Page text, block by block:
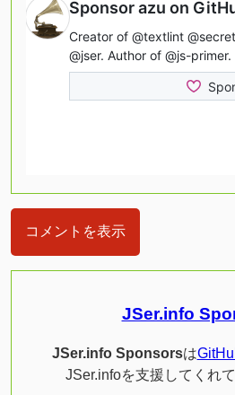
コメントを表示
JSer.info
JSer.info Sponsorsは
JSer.infoを支援してくれ